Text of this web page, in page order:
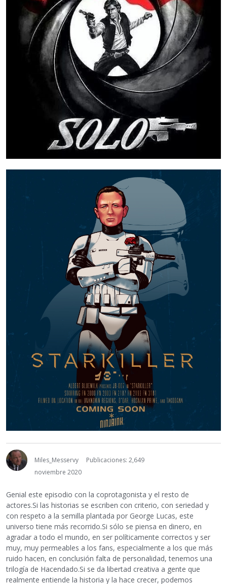
Miles_Messervy
Publicaciones: 2,649
noviembre 2020
Genial este episodio con la coprotagonista y el resto de
actores.Si las historias se escriben con criterio, con seriedad y
con respeto a la semilla plantada por George Lucas, este
universo tiene más recorrido.Si sólo se piensa en dinero, en
agradar a todo el mundo, en ser políticamente correctos y ser
muy, muy permeables a los fans, especialmente a los que más
ruido hacen, en conclusión falta de personalidad, tenemos una
trilogía de Hacendado.Si se da libertad creativa a gente que
realmente entiende la historia y la hace crecer, podemos